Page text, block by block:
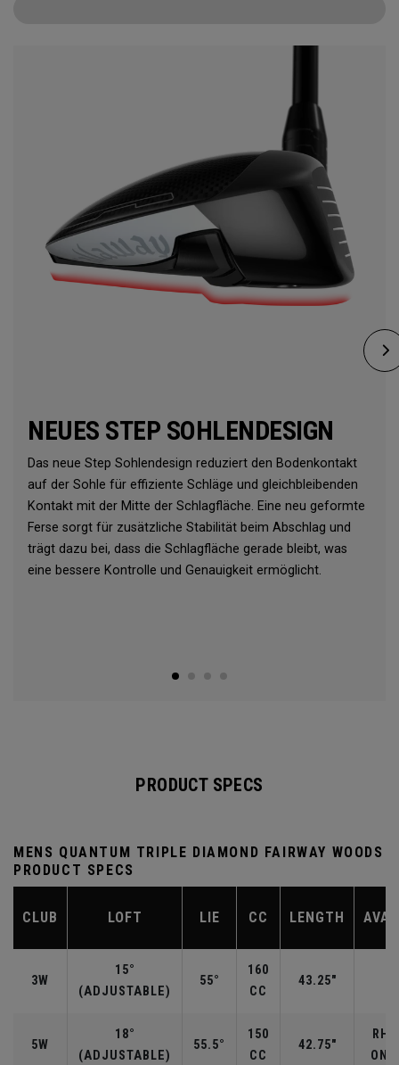
NEUES STEP SOHLENDESIGN
Das neue Step Sohlendesign reduziert den Bodenkontakt
auf der Sohle für effiziente Schläge und gleichbleibenden
Kontakt mit der Mitte der Schlagfläche. Eine neu geformte
Ferse sorgt für zusätzliche Stabilität beim Abschlag und
trägt dazu bei, dass die Schlagfläche gerade bleibt, was
eine bessere Kontrolle und Genauigkeit ermöglicht.
PRODUCT SPECS
MENS QUANTUM TRIPLE DIAMOND FAIRWAY WOODS
PRODUCT SPECS
CLUB LOFT LIE CC LENGTH
3W
15°
(ADJUSTABLE)
55°
160
CC
43.25"
5W
18°
(ADJUSTABLE)
55.5°
150
CC
42.75"
RH/